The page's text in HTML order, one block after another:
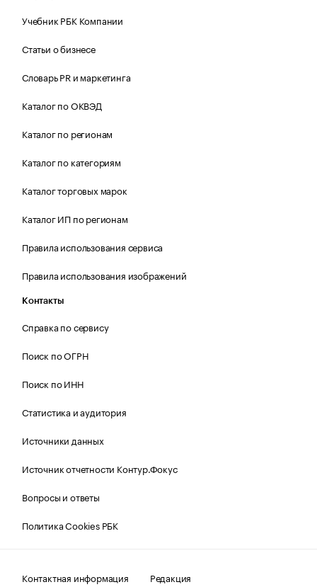
Учебник РБК Компании
Статьи о бизнесе
Словарь PR и маркетинга
Каталог по ОКВЭД
Каталог по регионам
Каталог по категориям
Каталог торговых марок
Каталог ИП по регионам
Правила использования сервиса
Правила использования изображений
Контакты
Справка по сервису
Поиск по ОГРН
Поиск по ИНН
Статистика и аудитория
Источники данных
Источник отчетности Контур.Фокус
Вопросы и ответы
Политика Cookies РБК
Контактная информация Редакция